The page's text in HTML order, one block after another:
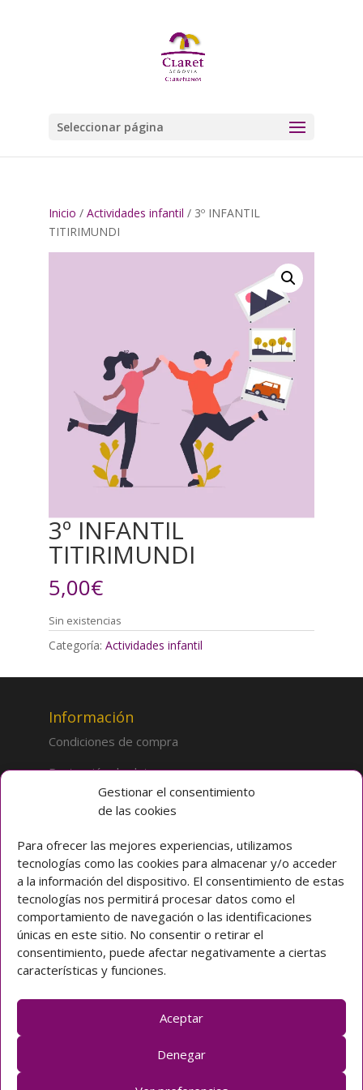
Gestionar el consentimiento
de las cookies
Para ofrecer las mejores experiencias, utilizamos
tecnologías como las cookies para almacenar y/o acceder
a la información del dispositivo. El consentimiento de estas
tecnologías nos permitirá procesar datos como el
comportamiento de navegación o las identificaciones
únicas en este sitio. No consentir o retirar el
consentimiento, puede afectar negativamente a ciertas
características y funciones.
Aceptar
Denegar
Seleccionar página
Inicio / Actividades infantil / 3º INFANTIL
TITIRIMUNDI
3º INFANTIL
TITIRIMUNDI
5,00€
Sin existencias
Categoría: Actividades infantil
Información
Condiciones de compra
Protección de datos
Sobre la tienda
Inicio
Mi cuenta
Preguntas frecuentes
Colegio CLARET
Avda. Padre Claret 3 40003 Segovia (ESPAÑA)
Teléfono: [+34] 921 42 03 00
Email: colegio@claretsegovia.es